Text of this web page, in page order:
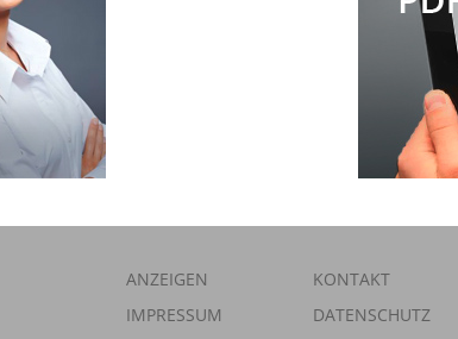
ANZEIGEN
KONTAKT
IMPRESSUM
DATENSCHUTZ